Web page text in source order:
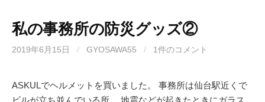
私の事務所の防災グッズ②
2019年6月15日 / GYOSAWA55 / 1件のコメント
ASKULでヘルメットを買いました。 事務所は仙台駅近くで
ビルが立ち並んでいる所。 地震などが起きたときにガラス